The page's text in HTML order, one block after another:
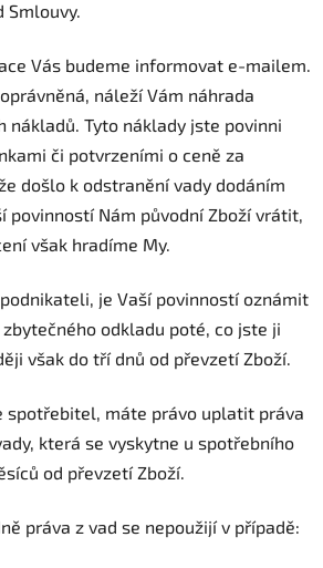
Vás budeme informovat e-mailem.
náleží Vám náhrada
nákladů. Tyto náklady jste povinni
či potvrzeními o ceně za
došlo k odstranění vady dodáním
povinností Nám původní Zboží vrátit,
však hradíme My.
je Vaší povinností oznámit
odkladu poté, co jste ji
však do tří dnů od převzetí Zboží.
spotřebitel, máte právo uplatit práva
která se vyskytne u spotřebního
od převzetí Zboží.
práva z vad se nepoužijí v případě: